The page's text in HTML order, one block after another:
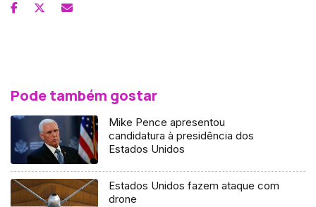
Pode também gostar
Mike Pence apresentou
candidatura à presidência dos
Estados Unidos
Estados Unidos fazem ataque com
drone